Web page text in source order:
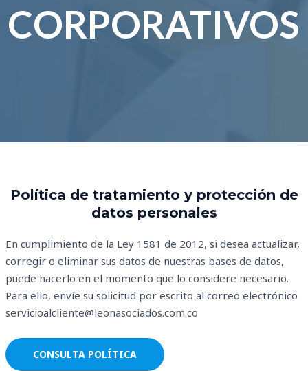
CORPORATIVOS
Política de tratamiento y protección de
datos personales
En cumplimiento de la Ley 1581 de 2012, si desea actualizar,
corregir o eliminar sus datos de nuestras bases de datos,
puede hacerlo en el momento que lo considere necesario.
Para ello, envíe su solicitud por escrito al correo electrónico
servicioalcliente@leonasociados.com.co
CONSULTA POLÍTICA